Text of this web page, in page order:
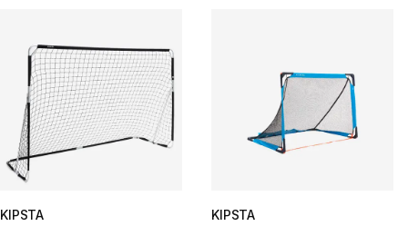
KIPSTA
KIPSTA